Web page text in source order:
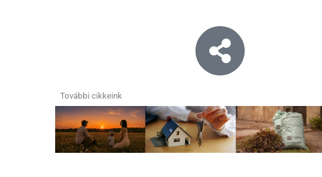
További cikkeink